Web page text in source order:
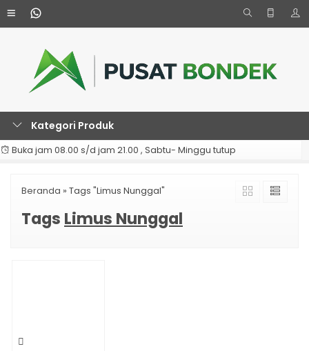
Kategori Produk
Buka jam 08.00 s/d jam 21.00 , Sabtu- Minggu tutup
Beranda » Tags "Limus Nunggal"
Tags Limus Nunggal